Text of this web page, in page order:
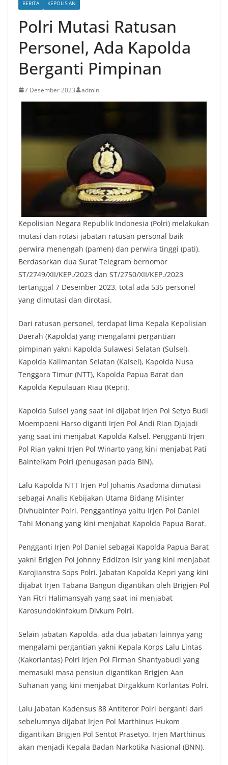
BERITA KEPOLISIAN
Polri Mutasi Ratusan
Personel, Ada Kapolda
Berganti Pimpinan
7 Desember 2023 admin
Kepolisian Negara Republik Indonesia (Polri) melakukan
mutasi dan rotasi jabatan ratusan personal baik
perwira menengah (pamen) dan perwira tinggi (pati).
Berdasarkan dua Surat Telegram bernomor
ST/2749/XII/KEP./2023 dan ST/2750/XII/KEP./2023
tertanggal 7 Desember 2023, total ada 535 personel
yang dimutasi dan dirotasi.
Dari ratusan personel, terdapat lima Kepala Kepolisian
Daerah (Kapolda) yang mengalami pergantian
pimpinan yakni Kapolda Sulawesi Selatan (Sulsel),
Kapolda Kalimantan Selatan (Kalsel), Kapolda Nusa
Tenggara Timur (NTT), Kapolda Papua Barat dan
Kapolda Kepulauan Riau (Kepri).
Kapolda Sulsel yang saat ini dijabat Irjen Pol Setyo Budi
Moempoeni Harso diganti Irjen Pol Andi Rian Djajadi
yang saat ini menjabat Kapolda Kalsel. Pengganti Irjen
Pol Rian yakni Irjen Pol Winarto yang kini menjabat Pati
Baintelkam Polri (penugasan pada BIN).
Lalu Kapolda NTT Irjen Pol Johanis Asadoma dimutasi
sebagai Analis Kebijakan Utama Bidang Misinter
Divhubinter Polri. Penggantinya yaitu Irjen Pol Daniel
Tahi Monang yang kini menjabat Kapolda Papua Barat.
Pengganti Irjen Pol Daniel sebagai Kapolda Papua Barat
yakni Brigjen Pol Johnny Eddizon Isir yang kini menjabat
Karojianstra Sops Polri. Jabatan Kapolda Kepri yang kini
dijabat Irjen Tabana Bangun digantikan oleh Brigjen Pol
Yan Fitri Halimansyah yang saat ini menjabat
Karosundokinfokum Divkum Polri.
Selain jabatan Kapolda, ada dua jabatan lainnya yang
mengalami pergantian yakni Kepala Korps Lalu Lintas
(Kakorlantas) Polri Irjen Pol Firman Shantyabudi yang
memasuki masa pensiun digantikan Brigjen Aan
Suhanan yang kini menjabat Dirgakkum Korlantas Polri.
Lalu jabatan Kadensus 88 Antiteror Polri berganti dari
sebelumnya dijabat Irjen Pol Marthinus Hukom
digantikan Brigjen Pol Sentot Prasetyo. Irjen Marthinus
akan menjadi Kepala Badan Narkotika Nasional (BNN).